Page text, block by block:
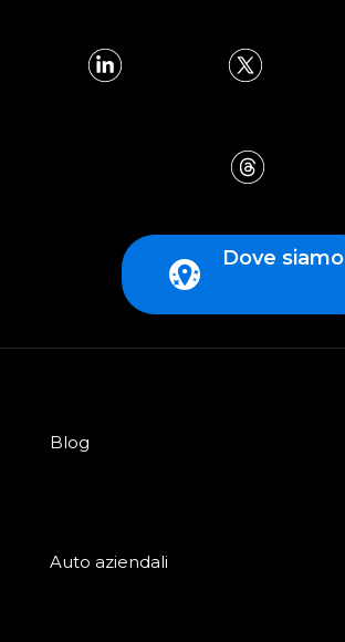
Dove siamo
Blog
Auto aziendali